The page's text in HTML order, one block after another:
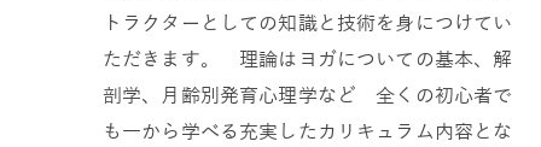
トラクターとしての知識と技術を身につけてい
ただきます。 理論はヨガについての基本、解
剖学、月齢別発育心理学など 全くの初心者で
も一から学べる充実したカリキュラム内容とな